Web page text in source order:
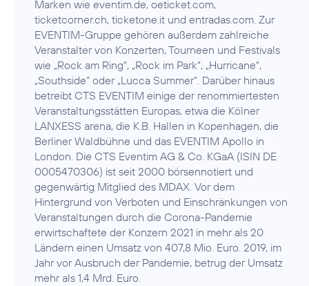
Marken wie eventim.de, oeticket.com,
ticketcorner.ch, ticketone.it und entradas.com. Zur
EVENTIM-Gruppe gehören außerdem zahlreiche
Veranstalter von Konzerten, Tourneen und Festivals
wie „Rock am Ring“, „Rock im Park“, „Hurricane“,
„Southside“ oder „Lucca Summer“. Darüber hinaus
betreibt CTS EVENTIM einige der renommiertesten
Veranstaltungsstätten Europas, etwa die Kölner
LANXESS arena, die K.B. Hallen in Kopenhagen, die
Berliner Waldbühne und das EVENTIM Apollo in
London. Die CTS Eventim AG & Co. KGaA (ISIN DE
0005470306) ist seit 2000 börsennotiert und
gegenwärtig Mitglied des MDAX. Vor dem
Hintergrund von Verboten und Einschränkungen von
Veranstaltungen durch die Corona-Pandemie
erwirtschaftete der Konzern 2021 in mehr als 20
Ländern einen Umsatz von 407,8 Mio. Euro. 2019, im
Jahr vor Ausbruch der Pandemie, betrug der Umsatz
mehr als 1,4 Mrd. Euro.